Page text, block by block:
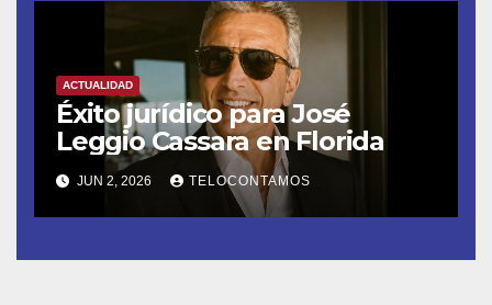
ACTUALIDAD
Éxito jurídico para José
Leggio Cassara en Florida
JUN 2, 2026 TELOCONTAMOS